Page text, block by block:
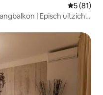
5 (81)
| Episch uitzicht